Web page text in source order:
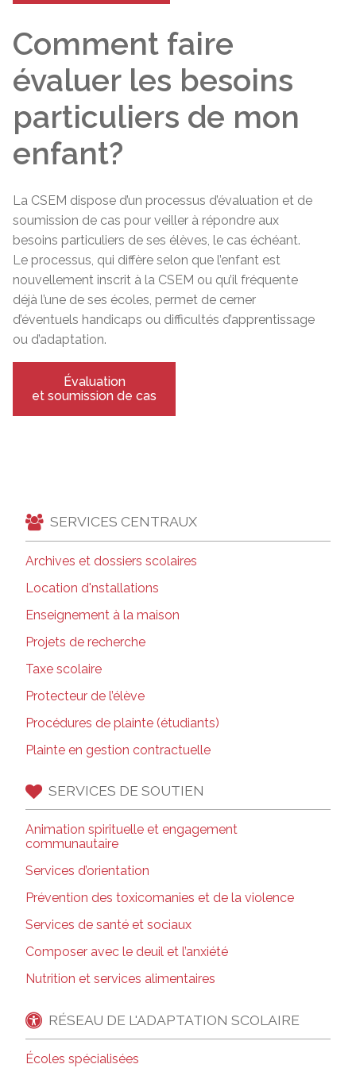
Comment faire
évaluer les besoins
particuliers de mon
enfant?
La CSEM dispose d’un processus d’évaluation et de
soumission de cas pour veiller à répondre aux
besoins particuliers de ses élèves, le cas échéant.
Le processus, qui diffère selon que l’enfant est
nouvellement inscrit à la CSEM ou qu’il fréquente
déjà l’une de ses écoles, permet de cerner
d’éventuels handicaps ou difficultés d’apprentissage
ou d’adaptation.
Évaluation
et soumission de cas
SERVICES CENTRAUX
Archives et dossiers scolaires
Location d'nstallations
Enseignement à la maison
Projets de recherche
Taxe scolaire
Protecteur de l’élève
Procédures de plainte (étudiants)
Plainte en gestion contractuelle
SERVICES DE SOUTIEN
Animation spirituelle et engagement
communautaire
Services d’orientation
Prévention des toxicomanies et de la violence
Services de santé et sociaux
Composer avec le deuil et l’anxiété
Nutrition et services alimentaires
RÉSEAU DE L'ADAPTATION SCOLAIRE
Écoles spécialisées